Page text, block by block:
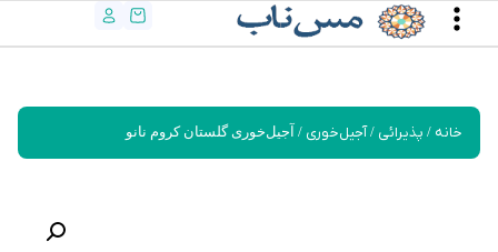
خانه / پذیرائی /آجیل‌خوری / آجیل‌خوری گلستان کروم نانو